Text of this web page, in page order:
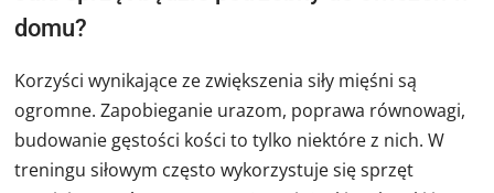
domu?
Korzyści wynikające ze zwiększenia siły mięśni są
ogromne. Zapobieganie urazom, poprawa równowagi,
budowanie gęstości kości to tylko niektóre z nich. W
treningu siłowym często wykorzystuje się sprzęt